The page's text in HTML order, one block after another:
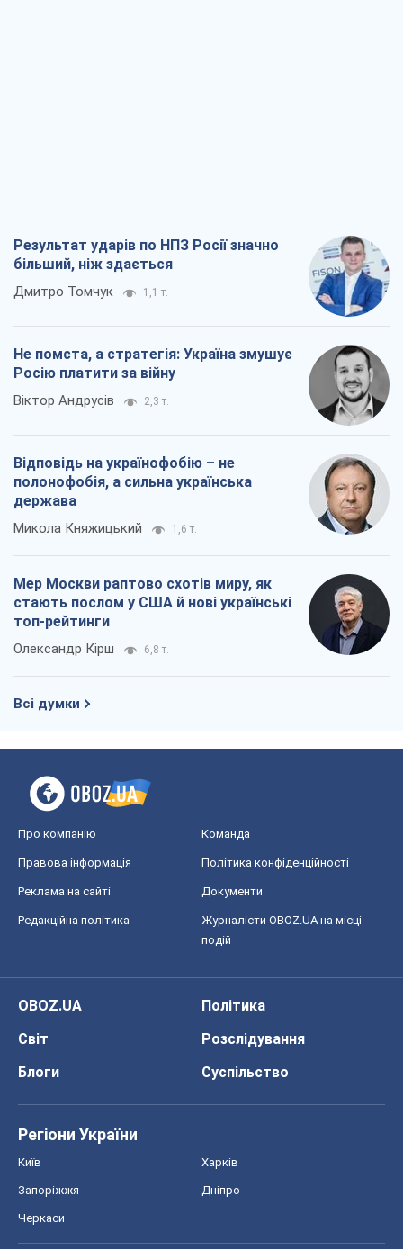
Результат ударів по НПЗ Росії значно
більший, ніж здається
Дмитро Томчук 1,1 т.
Не помста, а стратегія: Україна змушує
Росію платити за війну
Віктор Андрусів 2,3 т.
Відповідь на українофобію – не
полонофобія, а сильна українська
держава
Микола Княжицький 1,6 т.
Мер Москви раптово схотів миру, як
стають послом у США й нові українські
топ-рейтинги
Олександр Кірш 6,8 т.
Всі думки
Про компанію Команда
Правова інформація Політика конфіденційності
Реклама на сайті Документи
Редакційна політика
Журналісти OBOZ.UA на місці
подій
OBOZ.UA
Політика
Світ
Розслідування
Блоги
Суспільство
Регіони України
Київ Харків
Запоріжжя Дніпро
Черкаси